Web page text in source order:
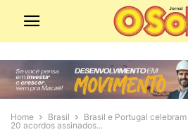
Home Brasil
Brasil e Portugal
20 acordos assinados...